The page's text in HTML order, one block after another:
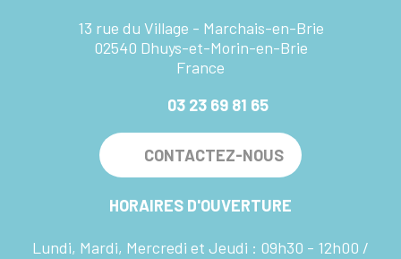
13 rue du Village - Marchais-en-Brie
02540 Dhuys-et-Morin-en-Brie
France
03 23 69 81 65
CONTACTEZ-NOUS
HORAIRES D'OUVERTURE
Lundi, Mardi, Mercredi et Jeudi : 09h30 - 12h00